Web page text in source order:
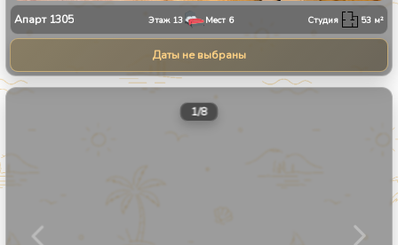
Апарт 1305 Этаж 13 Мест 6 Студия 53 м²
Даты не выбраны
1/8